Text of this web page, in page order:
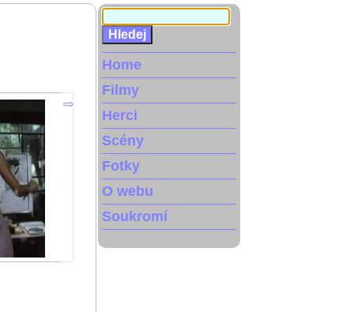
Home
Filmy
Herci
Scény
Fotky
O webu
Soukromí